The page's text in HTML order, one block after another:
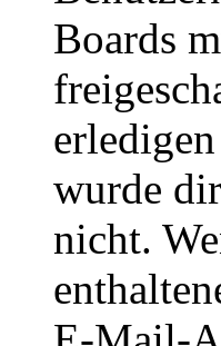
Boards
wurde
nicht.